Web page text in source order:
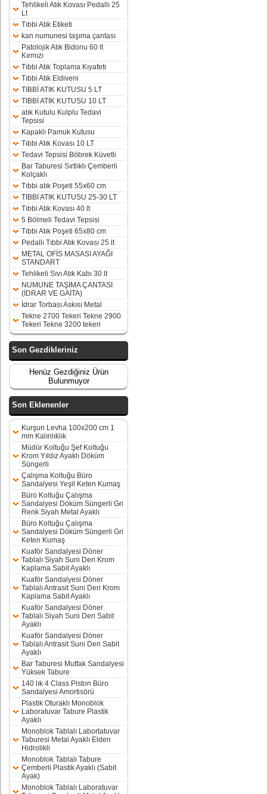
Tehlikeli Atık Kovası Pedallı 25
Lt
Tıbbi Atık Etiketi
kan numunesi taşıma çantası
Patolojik Atık Bidonu 60 lt
Kırmızı
Tıbbi Atık Toplama Kıyafeti
Tıbbi Atık Eldiveni
TIBBİ ATIK KUTUSU 5 LT
TIBBİ ATIK KUTUSU 10 LT
atık Kutulu Kulplu Tedavi
Tepsisi
Kapaklı Pamuk Kutusu
Tıbbi Atık Kovası 10 LT
Tedavi Tepsisi Böbrek Küvetli
Bar Taburesi Sırtlıklı Çemberli
Kolçaklı
Tıbbi atık Poşeti 55x60 cm
TIBBİ ATIK KUTUSU 25-30 LT
Tıbbi Atık Kovası 40 lt
5 Bölmeli Tedavi Tepsisi
Tıbbi Atık Poşeti 65x80 cm
Pedallı Tıbbi Atık Kovası 25 lt
METAL OFİS MASASI AYAĞI
STANDART
Tehlikeli Sıvı Atık Kabı 30 lt
NUMUNE TAŞIMA ÇANTASI
(İDRAR VE GAİTA)
İdrar Torbası Askısı Metal
Tekne 2700 Tekeri Tekne 2900
Tekeri Tekne 3200 tekeri
Son Gezdikleriniz
Henüz Gezdiğiniz Ürün
Bulunmuyor
Son Eklenenler
Kurşun Levha 100x200 cm 1
mm Kalınlıklık
Müdür Koltuğu Şef Koltuğu
Krom Yıldız Ayaklı Döküm
Süngerli
Çalışma Koltuğu Büro
Sandalyesi Yeşil Keten Kumaş
Büro Koltuğu Çalışma
Sandalyesi Döküm Süngerli Gri
Renk Siyah Metal Ayaklı
Büro Koltuğu Çalışma
Sandalyesi Döküm Süngerli Gri
Keten Kumaş
Kuaför Sandalyesi Döner
Tablalı Siyah Suni Deri Krom
Kaplama Sabit Ayaklı
Kuaför Sandalyesi Döner
Tablalı Antrasit Suni Deri Krom
Kaplama Sabit Ayaklı
Kuaför Sandalyesi Döner
Tablalı Siyah Suni Deri Sabit
Ayaklı
Kuaför Sandalyesi Döner
Tablalı Antrasit Suni Deri Sabit
Ayaklı
Bar Taburesi Mutfak Sandalyesi
Yüksek Tabure
140 lık 4 Class Piston Büro
Sandalyesi Amortisörü
Plastik Oturaklı Monoblok
Laboratuvar Tabure Plastik
Ayaklı
Monoblok Tablalı Labortatuvar
Taburesi Metal Ayaklı Elden
Hidrolikli
Monoblok Tablalı Tabure
Çemberli Plastik Ayaklı (Sabit
Ayak)
Monoblok Tablalı Laboratuvar